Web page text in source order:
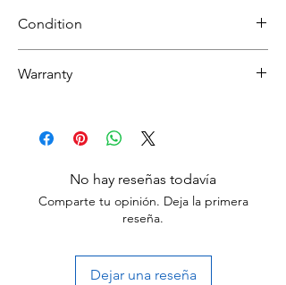
Condition
Grade A: Item will be cosmetically pristine,
Warranty
Start the return process within 30 days of
No hay reseñas todavía
Comparte tu opinión. Deja la primera
reseña.
Dejar una reseña